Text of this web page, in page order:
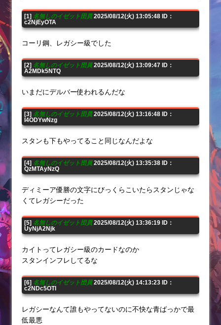
[1] 名無しのイゼット団員2025/08/12(火) 13:05:48 ID：
c2NjEyOTA
コーリ鋼、レガシー級でした
[2] 名無しのイゼット団員2025/08/12(火) 13:09:47 ID：
A2MDk5NTQ
いまだにデルバー使われるんだな
[3] 名無しのイゼット団員2025/08/12(火) 13:16:48 ID：
I4ODYwNzg
スタンも下もやってること同じなんだよな
[4] 名無しのイゼット団員2025/08/12(火) 13:35:38 ID：
QzMTAyNzQ
ディミーア優勝の文字にびっくらこいたらスタンじゃな
くてレガシーだった
[5] 名無しのイゼット団員2025/08/12(火) 13:36:19 ID：
UyNjA2Njk
カイトってレガシー級のカードなのか
スタンインフレしてるな
[6] 名無しのイゼット団員2025/08/12(火) 14:13:23 ID：
c2NDc5OTI
レガシーなんて誰もやってないのに不快な青ばっかで最
低最悪